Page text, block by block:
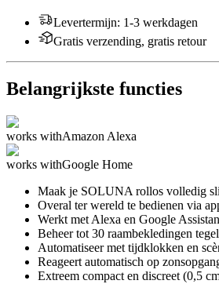
Levertermijn: 1-3 werkdagen
Gratis verzending, gratis retour
Belangrijkste functies
works withAmazon Alexa
works withGoogle Home
Maak je SOLUNA rollos volledig
Overal ter wereld te bedienen via
Werkt met Alexa en Google
Beheer tot 30 raambekledingen
Automatiseer met tijdklokken en
Reageert automatisch op
Extreem compact en discreet (0,5